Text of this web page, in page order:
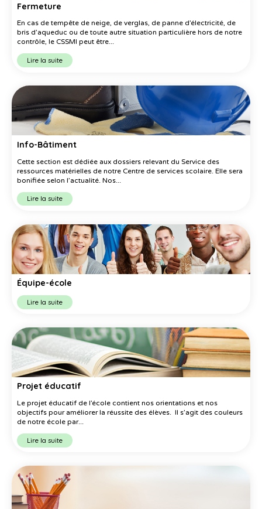
Fermeture
En cas de tempête de neige, de verglas, de panne d’électricité, de
bris d’aqueduc ou de toute autre situation particulière hors de notre
contrôle, le CSSMI peut être...
Lire la suite
Info-Bâtiment
Cette section est dédiée aux dossiers relevant du Service des
ressources matérielles de notre Centre de services scolaire. Elle sera
bonifiée selon l’actualité. Nos...
Lire la suite
Équipe-école
Lire la suite
Projet éducatif
Le projet éducatif de l’école contient nos orientations et nos
objectifs pour améliorer la réussite des élèves. Il s’agit des couleurs
de notre école par...
Lire la suite